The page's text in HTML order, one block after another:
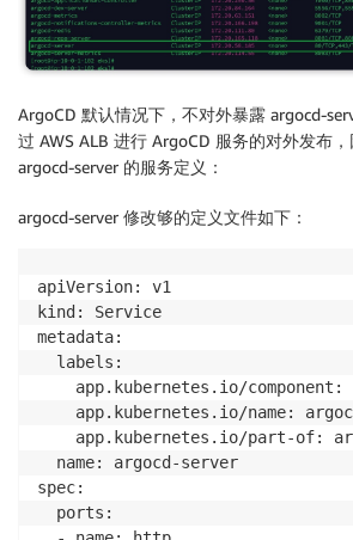
ArgoCD 默认情况下，不对外暴露 argocd-
过 AWS ALB 进行 ArgoCD 服务的对外发布
argocd-server 的服务定义：
argocd-server 修改够的定义文件如下：
apiVersion: v1
kind: Service
metadata:
  labels:
app.kubernetes.io/component:
app.kubernetes.io/name:
app.kubernetes.io/part-of:
  name: argocd-server
spec:
  ports: